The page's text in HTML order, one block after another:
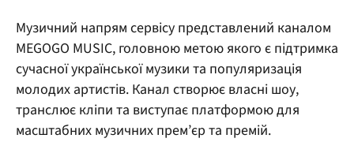
Музичний напрям сервісу представлений каналом
MEGOGO MUSIC, головною метою якого є підтримка
сучасної української музики та популяризація
молодих артистів. Канал створює власні шоу,
транслює кліпи та виступає платформою для
масштабних музичних прем’єр та премій.